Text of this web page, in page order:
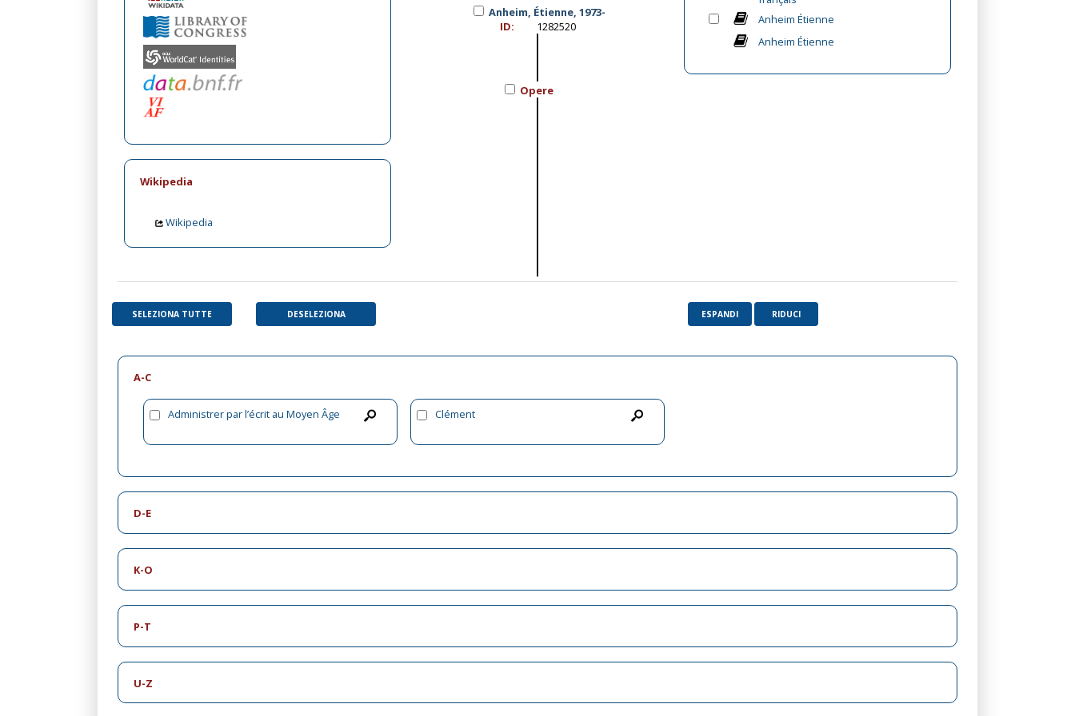
Wikipedia
Wikipedia
Anheim, Étienne, 1973-
ID:
1282520
Opere
Anheim Étienne
Anheim Étienne
SELEZIONA TUTTE DESELEZIONA ESPANDI RIDUCI
A-C
Administrer par l’écrit au Moyen Âge Clément
D-E
K-O
P-T
U-Z